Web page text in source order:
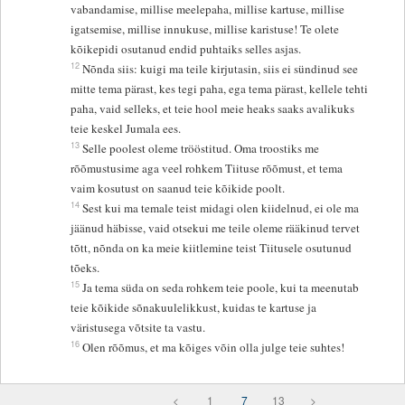
vabandamise, millise meelepaha, millise kartuse, millise
igatsemise, millise innukuse, millise karistuse! Te olete
kõikepidi osutanud endid puhtaiks selles asjas.
12 Nõnda siis: kuigi ma teile kirjutasin, siis ei sündinud see
mitte tema pärast, kes tegi paha, ega tema pärast, kellele tehti
paha, vaid selleks, et teie hool meie heaks saaks avalikuks
teie keskel Jumala ees.
13 Selle poolest oleme trööstitud. Oma troostiks me
rõõmustusime aga veel rohkem Tiituse rõõmust, et tema
vaim kosutust on saanud teie kõikide poolt.
14 Sest kui ma temale teist midagi olen kiidelnud, ei ole ma
jäänud häbisse, vaid otsekui me teile oleme rääkinud tervet
tõtt, nõnda on ka meie kiitlemine teist Tiitusele osutunud
tõeks.
15 Ja tema süda on seda rohkem teie poole, kui ta meenutab
teie kõikide sõnakuulelikkust, kuidas te kartuse ja
väristusega võtsite ta vastu.
16 Olen rõõmus, et ma kõiges võin olla julge teie suhtes!
< 1 7 13 >